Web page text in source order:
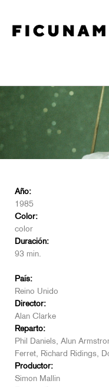
Año:
1985
Color:
color
Duración:
93 min.
País:
Reino Unido
Director:
Alan Clarke
Reparto:
Phil Daniels, Alun
Ferret, Richard Ridings,
Productor:
Simon Mallin